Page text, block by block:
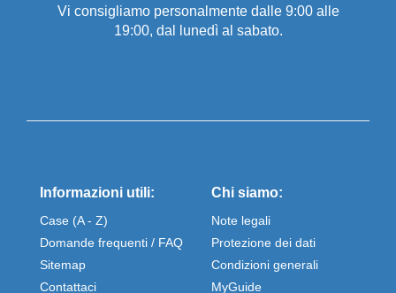
Vi consigliamo personalmente dalle 9:00 alle
19:00, dal lunedì al sabato.
Informazioni utili:
Case (A - Z)
Domande frequenti / FAQ
Sitemap
Contattaci
Chi siamo:
Note legali
Protezione dei dati
Condizioni generali
MyGuide